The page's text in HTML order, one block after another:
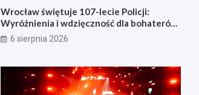
Wrocław świętuje 107-lecie Policji:
Wyróżnienia i wdzięczność dla bohaterów
codzienności
6 sierpnia 2026